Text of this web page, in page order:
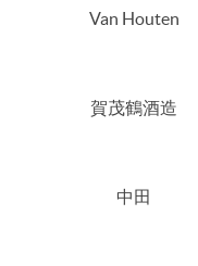
Van Houten
賀茂鶴酒造
中田